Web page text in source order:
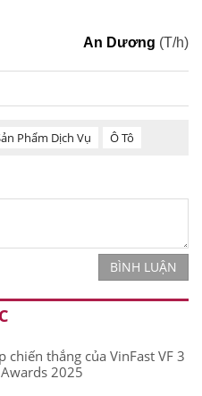
An Dương (T/h)
Phẩm Dịch Vụ Ô Tô
BÌNH LUẬN
chiến thắng của VinFast VF 3
2025